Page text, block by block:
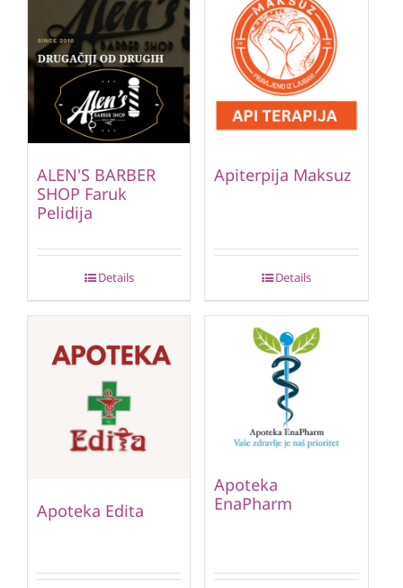
ALEN'S BARBER
SHOP Faruk
Pelidija
Details
Apiterpija Maksuz
Details
Apoteka Edita
Apoteka
EnaPharm